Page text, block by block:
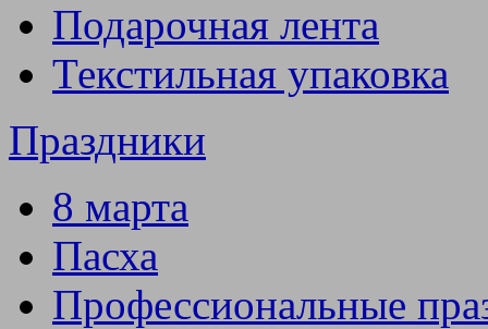
Подарочная лента
Текстильная упаковка
Праздники
8 марта
Пасха
Профессиональные